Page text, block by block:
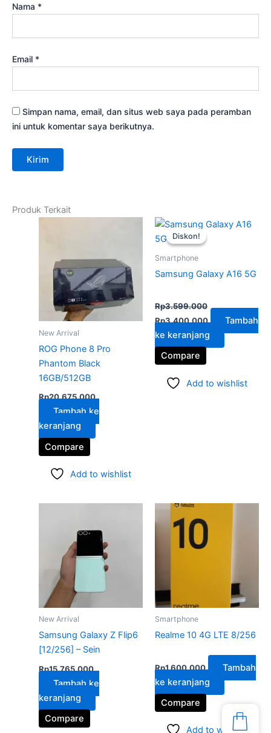
Nama *
Email *
Simpan nama, email, dan situs web saya pada peramban
ini untuk komentar saya berikutnya.
Produk Terkait
New Arrival
ROG Phone 8 Pro
Phantom Black
16GB/512GB
Rp20.675.000
Tambah ke
keranjang
Compare
Add to wishlist
Diskon!
Diskon!
Smartphone
Samsung Galaxy A16 5G
Dinilai5.00
dari 5
Rp3.599.000
Harga
aslinya
adalah:
Rp3.400.000
Harga
Tambah
ke keranjang
Compare
Add to wishlist
New Arrival
Samsung Galaxy Z Flip6
[12/256] – Sein
Rp15.765.000
Tambah ke
keranjang
Compare
Smartphone
Realme 10 4G LTE 8/256
Dinilai5.00
dari 5
Rp1.600.000
Tambah
ke keranjang
Compare
Add to wishlist